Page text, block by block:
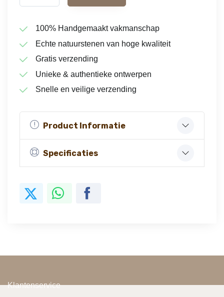
100% Handgemaakt vakmanschap
Echte natuurstenen van hoge kwaliteit
Gratis verzending
Unieke & authentieke ontwerpen
Snelle en veilige verzending
Product Informatie
Specificaties
Klantenservice